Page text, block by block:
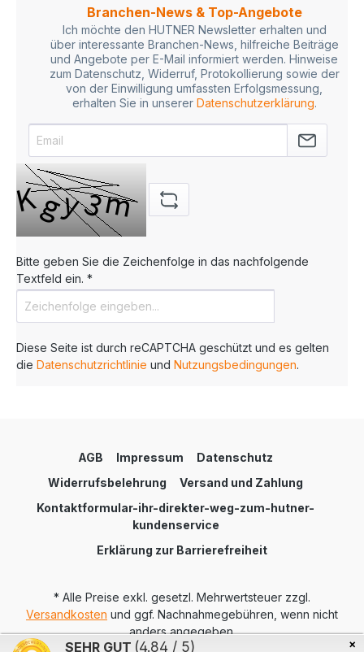
Branchen-News & Top-Angebote
Ich möchte den HUTNER Newsletter erhalten und
über interessante Branchen-News, hilfreiche Beiträge
und Angebote per E-Mail informiert werden. Hinweise
zum Datenschutz, Widerruf, Protokollierung sowie der
von der Einwilligung umfassten Erfolgsmessung,
erhalten Sie in unserer Datenschutzerklärung.
Bitte geben Sie die Zeichenfolge in das nachfolgende
Textfeld ein. *
Diese Seite ist durch reCAPTCHA geschützt und es gelten
die Datenschutzrichtlinie und Nutzungsbedingungen.
AGB Impressum
Datenschutz
Widerrufsbelehrung
Versand und Zahlung
Kontaktformular-ihr-direkter-weg-zum-hutner-
kundenservice
Erklärung zur Barrierefreiheit
* Alle Preise exkl. gesetzl. Mehrwertsteuer zzgl.
Versandkosten und ggf. Nachnahmegebühren, wenn nicht
anders angegeben.
×
SEHR GUT (4.84 / 5)